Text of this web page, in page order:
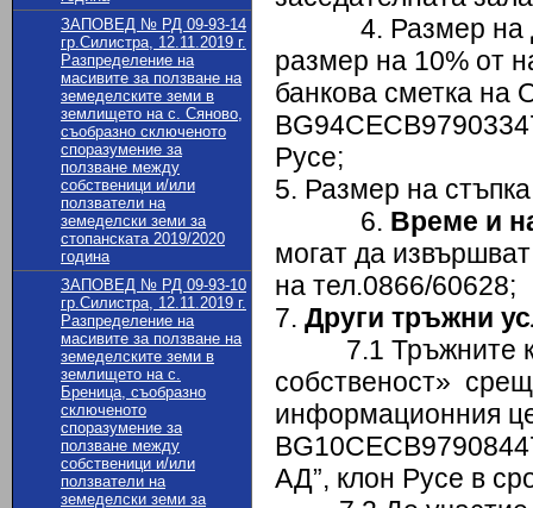
ЗАПОВЕД № РД 09-93-14
гр.Силистра, 12.11.2019 г.
Разпределение на
масивите за ползване на
земеделските земи в
землището на с. Сяново,
съобразно сключеното
споразумение за
ползване между
собственици и/или
ползватели на
земеделски земи за
стопанската 2019/2020
година
ЗАПОВЕД № РД 09-93-10
гр.Силистра, 12.11.2019 г.
Разпределение на
масивите за ползване на
земеделските земи в
землището на с.
Бреница, съобразно
сключеното
споразумение за
ползване между
собственици и/или
ползватели на
земеделски земи за
4. Размер на
размер на 10% от
банкова сметка на
Русе;
5. Размер на
6. Време и
могат да
на тел.0866/60628;
7. Други тръжни
7.1 Тръжните
собственост»
информационния
АД”, клон Русе в